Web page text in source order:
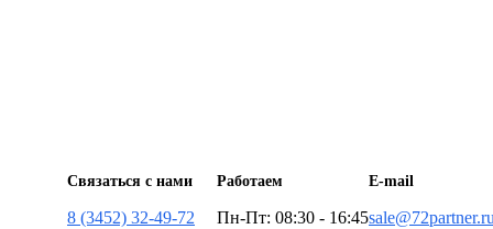
Связаться с нами
8 (3452) 32-49-72
Работаем
Пн-Пт: 08:30 - 16:45
E-mail